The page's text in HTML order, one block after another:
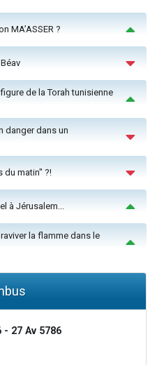
MA’ASSER ?
de la Torah tunisienne
danger dans un
du matin" ?!
à Jérusalem...
la flamme dans le
- 27 Av 5786